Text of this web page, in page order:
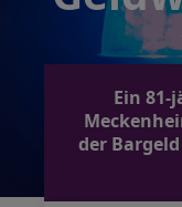
Ein
der